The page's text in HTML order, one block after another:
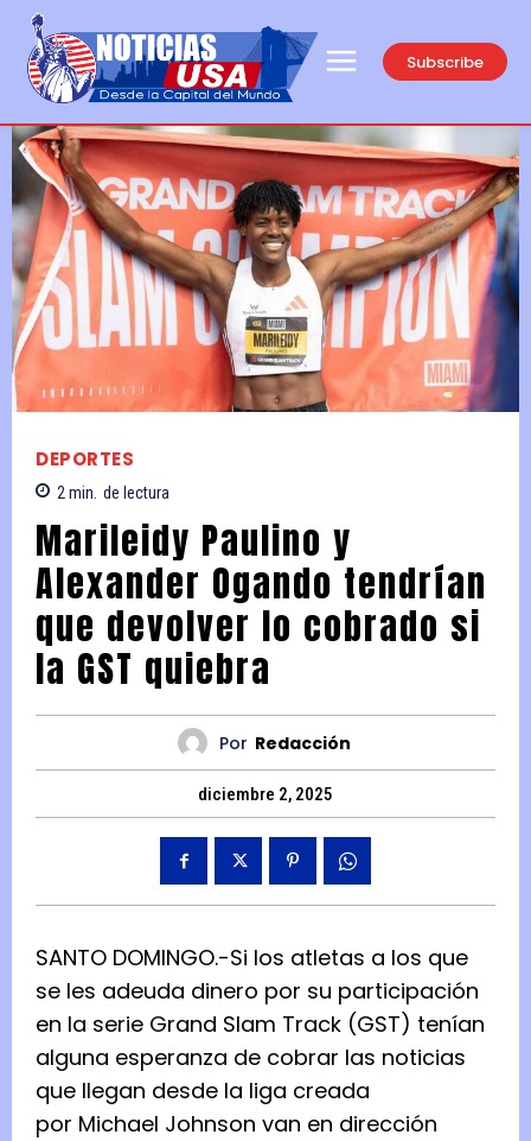
Subscribe
DEPORTES
2 min. de lectura
Marileidy Paulino y
Alexander Ogando tendrían
que devolver lo cobrado si
la GST quiebra
Por Redacción
diciembre 2, 2025
SANTO DOMINGO.-Si los atletas a los que
se les adeuda dinero por su participación
en la serie Grand Slam Track (GST) tenían
alguna esperanza de cobrar las noticias
que llegan desde la liga creada
por Michael Johnson van en dirección